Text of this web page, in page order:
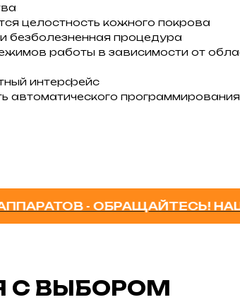
целостность кожного покрова
и безболезненная процедура
работы в зависимости от
интерфейс
автоматического программирования
- ОБРАЩАЙТЕСЬ! НАШИ
С ВЫБОРОМ